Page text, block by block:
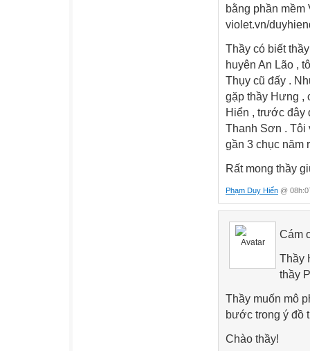
bằng phần
violet.vn/
Thầy có biết
huyên An Lão ,
Thụy cũ đấy .
gặp thầy Hưng ,
Hiển , trước đây
Thanh Sơn . Tôi
gần 3 chục năm
Rất mong thầy
Phạm Duy Hiển @
Cám
Thầy
thầy
Thầy muốn mô
bước trong ý đồ
Chào thầy!